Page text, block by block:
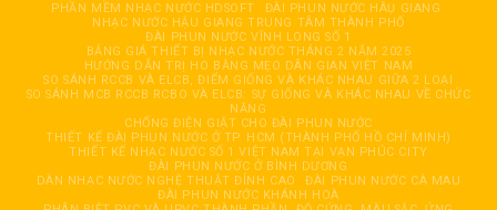
PHẦN MỀM NHẠC NƯỚC HDSOFT
ĐÀI PHUN NƯỚC HÂỤ GIANG
NHẠC NƯỚC HẬU GIANG TRUNG TÂM THÀNH PHỐ
ĐÀI PHUN NƯỚC VĨNH LONG SỐ 1
BẢNG GIÁ THIẾT BỊ NHẠC NƯỚC THÁNG 2 NĂM 2025
HƯỚNG DẪN TRỊ HO BẰNG MẸO DÂN GIAN VIỆT NAM
SO SÁNH RCCB VÀ ELCB, ĐIỂM GIỐNG VÀ KHÁC NHAU GIỮA 2 LOẠI
SO SÁNH MCB RCCB RCBO VÀ ELCB: SỰ GIỐNG VÀ KHÁC NHAU VỀ CHỨC
NĂNG
CHỐNG ĐIỆN GIẬT CHO ĐÀI PHUN NƯỚC
THIẾT KẾ ĐÀI PHUN NƯỚC Ở TP. HCM (THÀNH PHỐ HỒ CHÍ MINH)
THIẾT KẾ NHẠC NƯỚC SỐ 1 VIỆT NAM TẠI VẠN PHÚC CITY
ĐÀI PHUN NƯỚC Ở BÌNH DƯƠNG
DÀN NHẠC NƯỚC NGHỆ THUẬT ĐỈNH CAO
ĐÀI PHUN NƯỚC CÀ MAU
ĐÀI PHUN NƯỚC KHÁNH HOÀ